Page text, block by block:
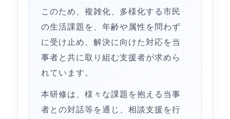
このため、複雑化、多様化する市民
の生活課題を、年齢や属性を問わず
に受け止め、解決に向けた対応を当
事者と共に取り組む支援者が求めら
れています。
本研修は、様々な課題を抱える当事
者との対話等を通じ、相談支援を行